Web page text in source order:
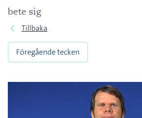
bete sig
Tillbaka
Föregående tecken